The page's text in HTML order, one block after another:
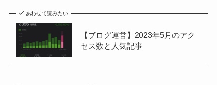
あわせて読みたい
【ブログ運営】2023年5月のアク
セス数と人気記事